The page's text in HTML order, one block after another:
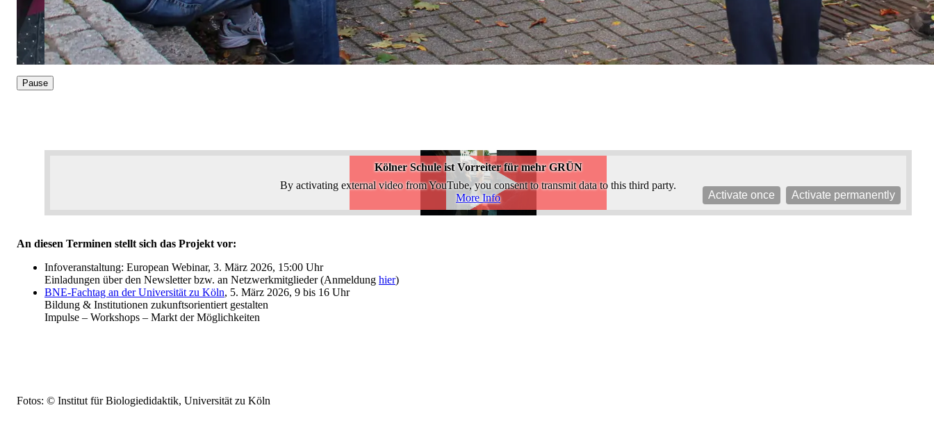
Pause
Kölner Schule ist Vorreiter für mehr GRÜN
By activating external video from YouTube, you consent to transmit data to this third party.
More Info
Activate once Activate permanently
An diesen Terminen stellt sich das Projekt vor:
Infoveranstaltung: European Webinar, 3. März 2026, 15:00 Uhr
Einladungen über den Newsletter bzw. an Netzwerkmitglieder (Anmeldung hier)
BNE-Fachtag an der Universität zu Köln, 5. März 2026, 9 bis 16 Uhr
Bildung & Institutionen zukunftsorientiert gestalten
Impulse – Workshops – Markt der Möglichkeiten
Fotos: © Institut für Biologiedidaktik, Universität zu Köln